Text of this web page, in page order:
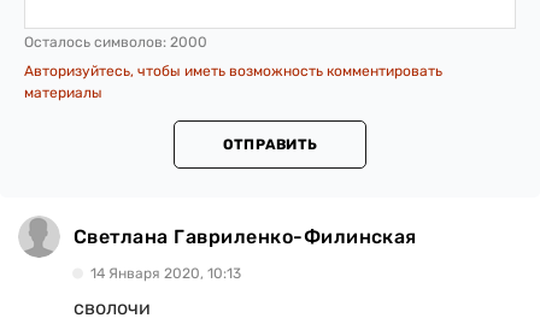
Осталось символов: 2000
Авторизуйтесь, чтобы иметь возможность комментировать
материалы
ОТПРАВИТЬ
Светлана Гавриленко-Филинская
14 Января 2020, 10:13
сволочи